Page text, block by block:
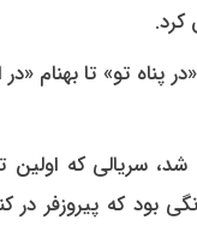
سریالی که اولین
که پیروزفر در